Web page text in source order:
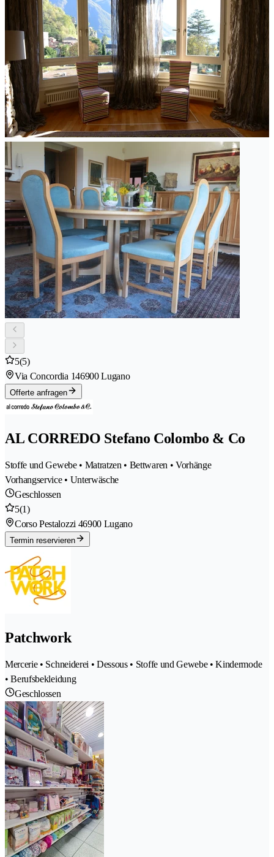
5(5)
Via Concordia 146900 Lugano
Offerte anfragen
AL CORREDO Stefano Colombo & Co
Stoffe und Gewebe • Matratzen • Bettwaren • Vorhänge
Vorhangservice • Unterwäsche
Geschlossen
5(1)
Corso Pestalozzi 46900 Lugano
Termin reservieren
Patchwork
Mercerie • Schneiderei • Dessous • Stoffe und Gewebe • Kindermode
• Berufsbekleidung
Geschlossen